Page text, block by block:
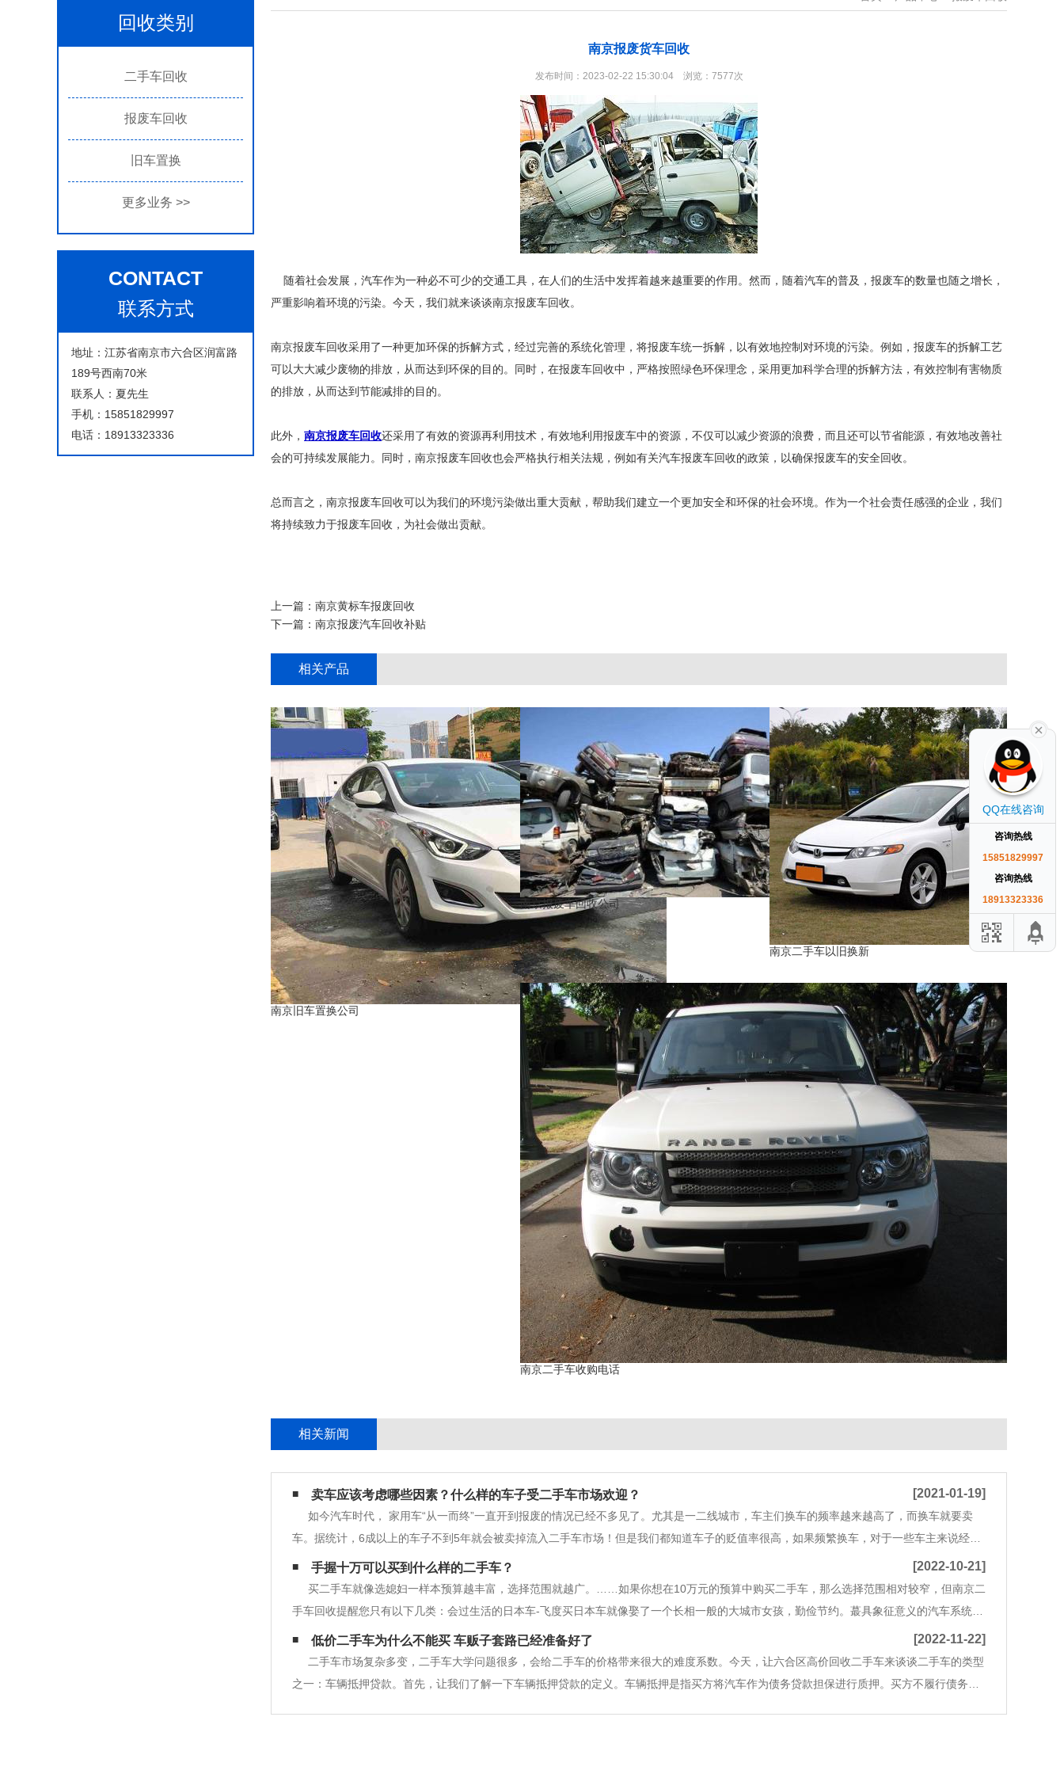
回收类别
二手车回收
报废车回收
旧车置换
更多业务 >>
CONTACT
联系方式
地址：江苏省南京市六合区润富路
189号西南70米
联系人：夏先生
手机：15851829997
电话：18913323336
南京报废货车回收
发布时间：2023-02-22 15:30:04 浏览：7577次
随着社会发展，汽车作为一种必不可少的交通工具，在人们的生活中发挥着越来越重要的作用。然而，随着汽车的普及，报废车的数量也随之增长，
严重影响着环境的污染。今天，我们就来谈谈南京报废车回收。
南京报废车回收采用了一种更加环保的拆解方式，经过完善的系统化管理，将报废车统一拆解，以有效地控制对环境的污染。例如，报废车的拆解工艺
可以大大减少废物的排放，从而达到环保的目的。同时，在报废车回收中，严格按照绿色环保理念，采用更加科学合理的拆解方法，有效控制有害物质
的排放，从而达到节能减排的目的。
此外， 南京报废车回收还采用了有效的资源再利用技术，有效地利用报废车中的资源，不仅可以减少资源的浪费，而且还可以节省能源，有效地改善社
会的可持续发展能力。同时，南京报废车回收也会严格执行相关法规，例如有关汽车报废车回收的政策，以确保报废车的安全回收。
总而言之，南京报废车回收可以为我们的环境污染做出重大贡献，帮助我们建立一个更加安全和环保的社会环境。作为一个社会责任感强的企业，我们
将持续致力于报废车回收，为社会做出贡献。
上一篇： 南京黄标车报废回收
下一篇： 南京报废汽车回收补贴
相关产品
南京旧车置换公司
南京报废车回收公司
南京二手车以旧换新
南京二手车收购电话
相关新闻
卖车应该考虑哪些因素？什么样的车子受二手车市场欢迎？ [2021-01-19]
如今汽车时代， 家用车“从一而终”一直开到报废的情况已经不多见了。尤其是一二线城市，车主们换车的频率越来越高了，而换车就要卖
车。据统计，6成以上的车子不到5年就会被卖掉流入二手车市场！但是我们都知道车子的贬值率很高，如果频繁换车，对于一些车主来说经济
压力很大，所以车主们在卖车时都会尽量让车子卖价高一些，那什么样的车子在二手车市场更好卖呢？创轩二手车行为您提供以下几点建议，
让您轻松卖车少亏钱！卖车首
手握十万可以买到什么样的二手车？ [2022-10-21]
买二手车就像选媳妇一样本预算越丰富，选择范围就越广。……如果你想在10万元的预算中购买二手车，那么选择范围相对较窄，但南京二
手车回收提醒您只有以下几类：会过生活的日本车-飞度买日本车就像娶了一个长相一般的大城市女孩，勤俭节约。蕞具象征意义的汽车系统是
飞度。车身不大，但车内室内空间完满，魔术座椅灵活，功能强大。1.5L131匹马力作为买菜车，驱动力并不弱，搭配平稳CVT变速器，没有
热情，但也是正确的
低价二手车为什么不能买 车贩子套路已经准备好了 [2022-11-22]
二手车市场复杂多变，二手车大学问题很多，会给二手车的价格带来很大的难度系数。今天，让六合区高价回收二手车来谈谈二手车的类型
之一：车辆抵押贷款。首先，让我们了解一下车辆抵押贷款的定义。车辆抵押是指买方将汽车作为债务贷款担保进行质押。买方不履行债务
QQ在线咨询
咨询热线
15851829997
咨询热线
18913323336